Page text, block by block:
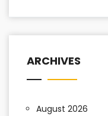
ARCHIVES
August 2026